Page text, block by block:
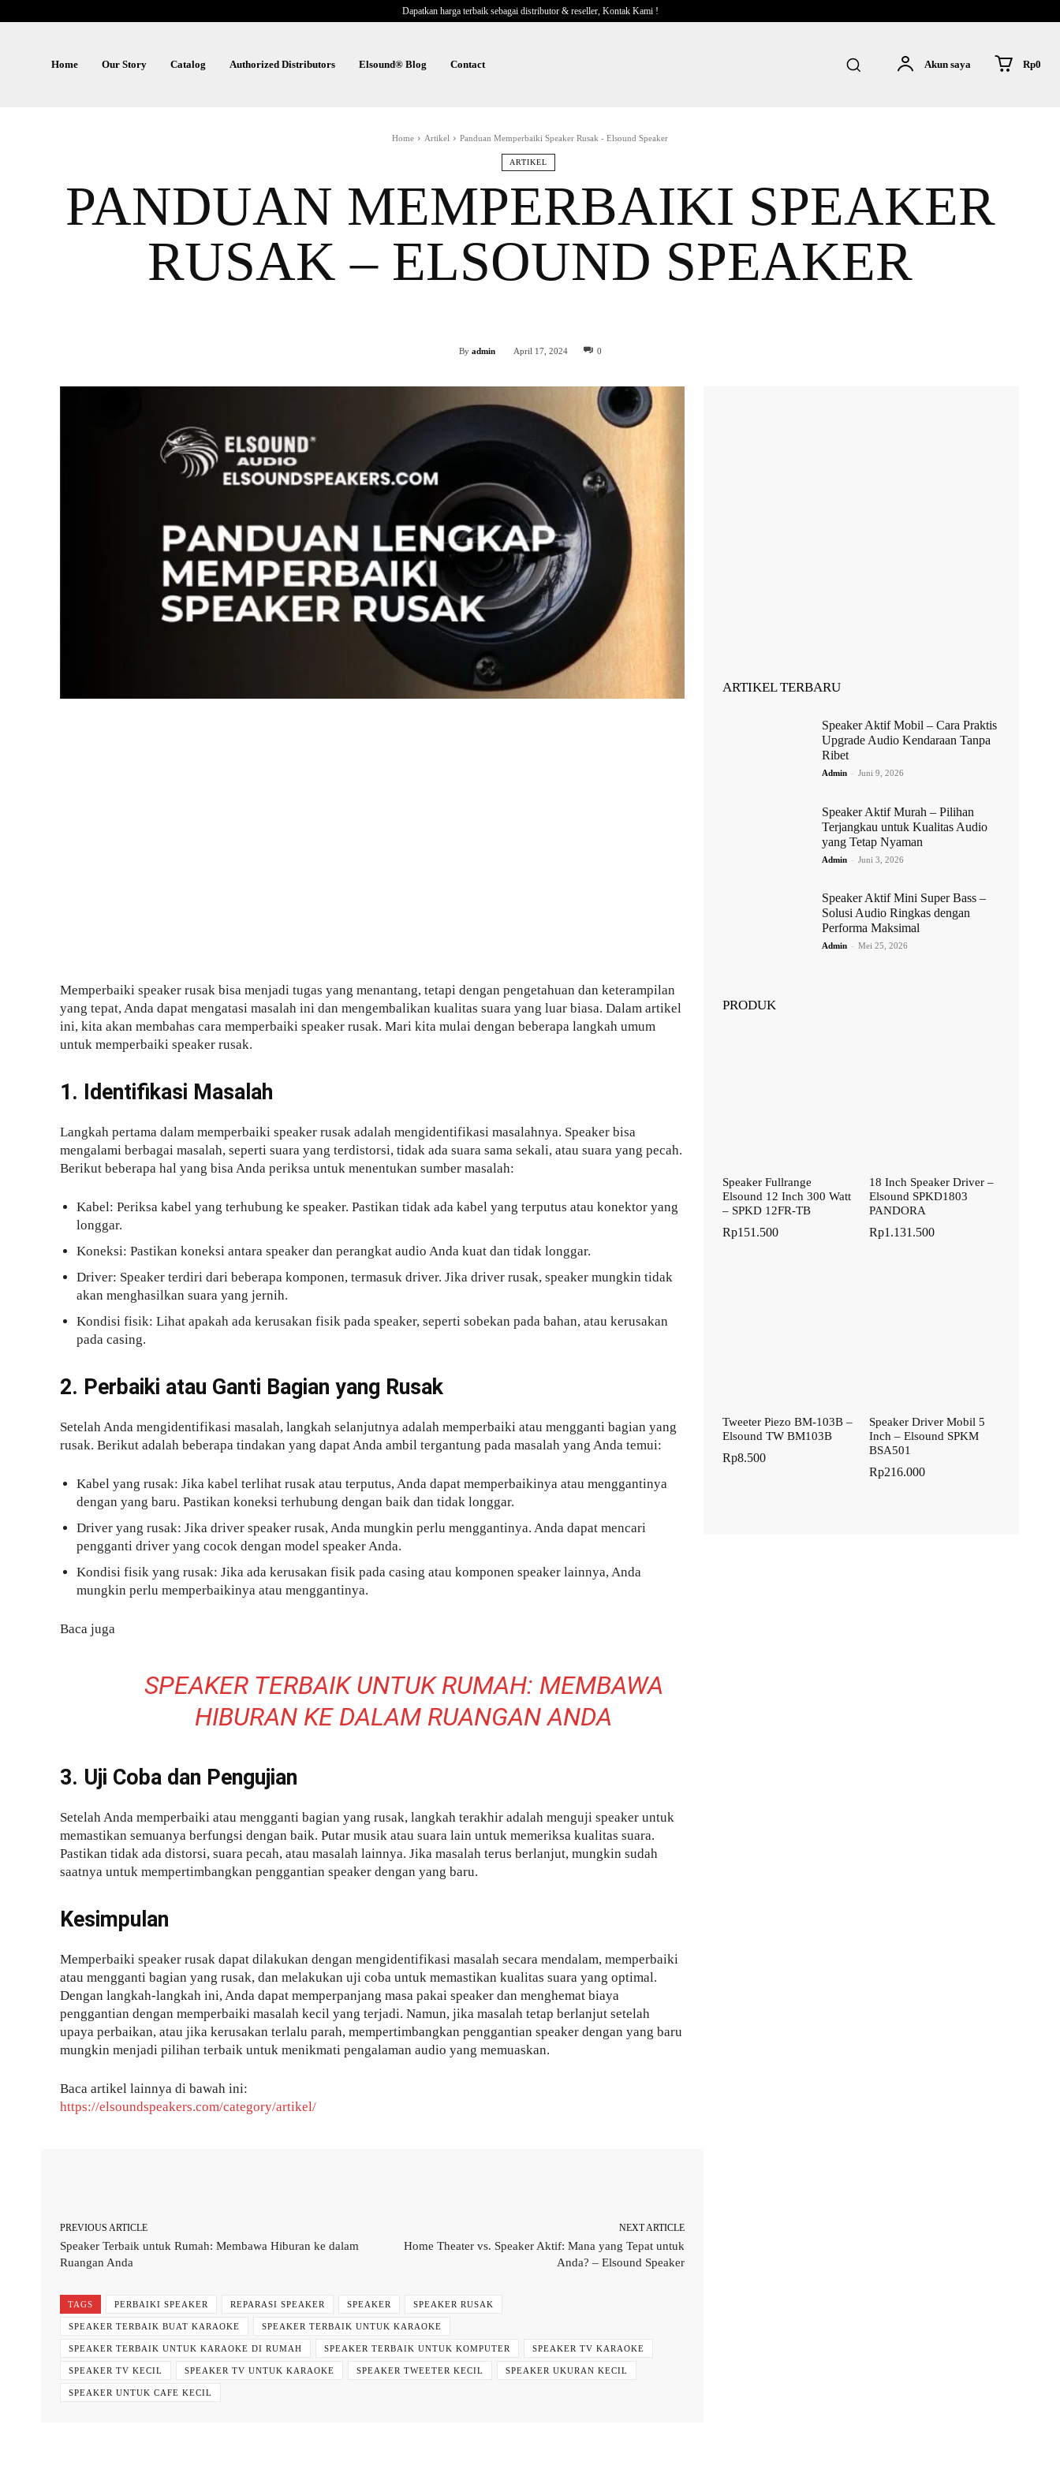
Dapatkan harga terbaik sebagai distributor & reseller, Kontak Kami !
Home Our Story Catalog Authorized Distributors Elsound® Blog Contact Akun saya Rp0
Home Artikel Panduan Memperbaiki Speaker Rusak - Elsound Speaker
ARTIKEL
PANDUAN MEMPERBAIKI SPEAKER
RUSAK – ELSOUND SPEAKER
By admin April 17, 2024 0
Memperbaiki speaker rusak bisa menjadi tugas yang menantang, tetapi dengan pengetahuan dan keterampilan
yang tepat, Anda dapat mengatasi masalah ini dan mengembalikan kualitas suara yang luar biasa. Dalam artikel
ini, kita akan membahas cara memperbaiki speaker rusak. Mari kita mulai dengan beberapa langkah umum
untuk memperbaiki speaker rusak.
1. Identifikasi Masalah
Langkah pertama dalam memperbaiki speaker rusak adalah mengidentifikasi masalahnya. Speaker bisa
mengalami berbagai masalah, seperti suara yang terdistorsi, tidak ada suara sama sekali, atau suara yang pecah.
Berikut beberapa hal yang bisa Anda periksa untuk menentukan sumber masalah:
Kabel: Periksa kabel yang terhubung ke speaker. Pastikan tidak ada kabel yang terputus atau konektor yang
longgar.
Koneksi: Pastikan koneksi antara speaker dan perangkat audio Anda kuat dan tidak longgar.
Driver: Speaker terdiri dari beberapa komponen, termasuk driver. Jika driver rusak, speaker mungkin tidak
akan menghasilkan suara yang jernih.
Kondisi fisik: Lihat apakah ada kerusakan fisik pada speaker, seperti sobekan pada bahan, atau kerusakan
pada casing.
2. Perbaiki atau Ganti Bagian yang Rusak
Setelah Anda mengidentifikasi masalah, langkah selanjutnya adalah memperbaiki atau mengganti bagian yang
rusak. Berikut adalah beberapa tindakan yang dapat Anda ambil tergantung pada masalah yang Anda temui:
Kabel yang rusak: Jika kabel terlihat rusak atau terputus, Anda dapat memperbaikinya atau menggantinya
dengan yang baru. Pastikan koneksi terhubung dengan baik dan tidak longgar.
Driver yang rusak: Jika driver speaker rusak, Anda mungkin perlu menggantinya. Anda dapat mencari
pengganti driver yang cocok dengan model speaker Anda.
Kondisi fisik yang rusak: Jika ada kerusakan fisik pada casing atau komponen speaker lainnya, Anda
mungkin perlu memperbaikinya atau menggantinya.
Baca juga
SPEAKER TERBAIK UNTUK RUMAH: MEMBAWA
HIBURAN KE DALAM RUANGAN ANDA
3. Uji Coba dan Pengujian
Setelah Anda memperbaiki atau mengganti bagian yang rusak, langkah terakhir adalah menguji speaker untuk
memastikan semuanya berfungsi dengan baik. Putar musik atau suara lain untuk memeriksa kualitas suara.
Pastikan tidak ada distorsi, suara pecah, atau masalah lainnya. Jika masalah terus berlanjut, mungkin sudah
saatnya untuk mempertimbangkan penggantian speaker dengan yang baru.
Kesimpulan
Memperbaiki speaker rusak dapat dilakukan dengan mengidentifikasi masalah secara mendalam, memperbaiki
atau mengganti bagian yang rusak, dan melakukan uji coba untuk memastikan kualitas suara yang optimal.
Dengan langkah-langkah ini, Anda dapat memperpanjang masa pakai speaker dan menghemat biaya
penggantian dengan memperbaiki masalah kecil yang terjadi. Namun, jika masalah tetap berlanjut setelah
upaya perbaikan, atau jika kerusakan terlalu parah, mempertimbangkan penggantian speaker dengan yang baru
mungkin menjadi pilihan terbaik untuk menikmati pengalaman audio yang memuaskan.
Baca artikel lainnya di bawah ini:
https://elsoundspeakers.com/category/artikel/
PREVIOUS ARTICLE
Speaker Terbaik untuk Rumah: Membawa Hiburan ke dalam
Ruangan Anda
NEXT ARTICLE
Home Theater vs. Speaker Aktif: Mana yang Tepat untuk
Anda? – Elsound Speaker
TAGS PERBAIKI SPEAKER REPARASI SPEAKER SPEAKER SPEAKER RUSAK
SPEAKER TERBAIK BUAT KARAOKE SPEAKER TERBAIK UNTUK KARAOKE
SPEAKER TERBAIK UNTUK KARAOKE DI RUMAH SPEAKER TERBAIK UNTUK KOMPUTER SPEAKER TV KARAOKE
SPEAKER TV KECIL SPEAKER TV UNTUK KARAOKE SPEAKER TWEETER KECIL SPEAKER UKURAN KECIL
SPEAKER UNTUK CAFE KECIL
ARTIKEL TERBARU
Speaker Aktif Mobil – Cara Praktis
Upgrade Audio Kendaraan Tanpa
Ribet
Admin - Juni 9, 2026
Speaker Aktif Murah – Pilihan
Terjangkau untuk Kualitas Audio
yang Tetap Nyaman
Admin - Juni 3, 2026
Speaker Aktif Mini Super Bass –
Solusi Audio Ringkas dengan
Performa Maksimal
Admin - Mei 25, 2026
PRODUK
Speaker Fullrange
Elsound 12 Inch 300 Watt
– SPKD 12FR-TB
Rp151.500
18 Inch Speaker Driver –
Elsound SPKD1803
PANDORA
Rp1.131.500
Tweeter Piezo BM-103B –
Elsound TW BM103B
Rp8.500
Speaker Driver Mobil 5
Inch – Elsound SPKM
BSA501
Rp216.000